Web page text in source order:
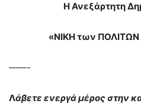
Η Ανεξάρτητη
«ΝΙΚΗ των ΠΟΛΙΤΩΝ
——-
Λάβετε ενεργά μέρος στην